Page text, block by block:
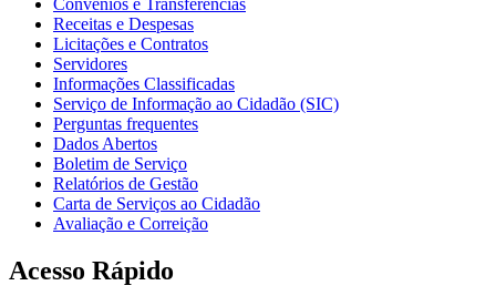
Receitas e Despesas
Licitações e Contratos
Servidores
Informações Classificadas
Serviço de Informação ao Cidadão (SIC)
Perguntas frequentes
Dados Abertos
Boletim de Serviço
Relatórios de Gestão
Carta de Serviços ao Cidadão
Avaliação e Correição
Acesso Rápido